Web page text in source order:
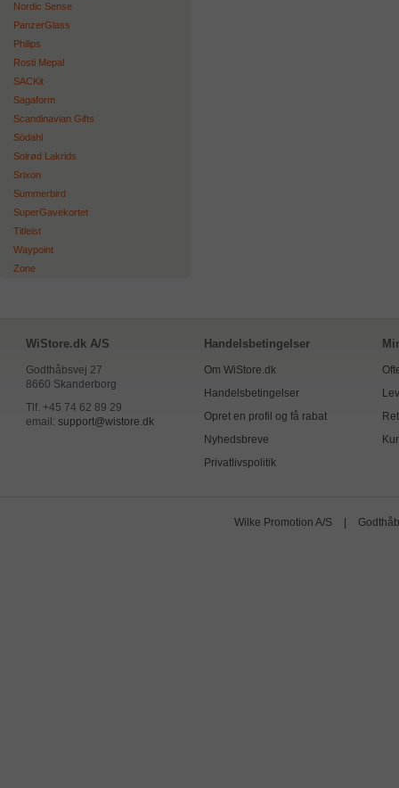
Nordic Sense
PanzerGlass
Philips
Rosti Mepal
SACKit
Sagaform
Scandinavian Gifts
Södahl
Solrød Lakrids
Srixon
Summerbird
SuperGavekortet
Titleist
Waypoint
Zone
WiStore.dk A/S
Godthåbsvej 27
8660 Skanderborg
Tlf. +45 74 62 89 29
email: support@wistore.dk
Handelsbetingelser
Om WiStore.dk
Handelsbetingelser
Opret en profil og få rabat
Nyhedsbreve
Privatlivspolitik
Wilke Promotion A/S